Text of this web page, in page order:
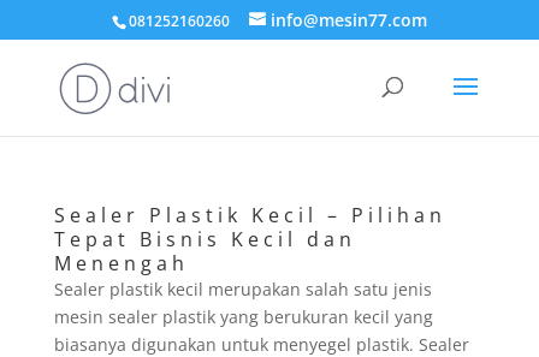
081252160260 info@mesin77.com
Sealer Plastik Kecil – Pilihan
Tepat Bisnis Kecil dan
Menengah
Sealer plastik kecil merupakan salah satu jenis
mesin sealer plastik yang berukuran kecil yang
biasanya digunakan untuk menyegel plastik. Sealer